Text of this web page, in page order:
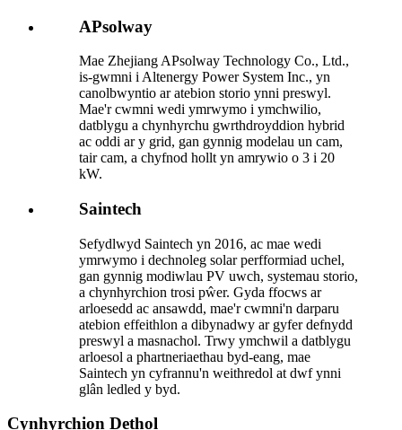
APsolway
Mae Zhejiang APsolway Technology Co., Ltd.,
is-gwmni i Altenergy Power System Inc., yn
canolbwyntio ar atebion storio ynni preswyl.
Mae'r cwmni wedi ymrwymo i ymchwilio,
datblygu a chynhyrchu gwrthdroyddion hybrid
ac oddi ar y grid, gan gynnig modelau un cam,
tair cam, a chyfnod hollt yn amrywio o 3 i 20
kW.
Saintech
Sefydlwyd Saintech yn 2016, ac mae wedi
ymrwymo i dechnoleg solar perfformiad uchel,
gan gynnig modiwlau PV uwch, systemau storio,
a chynhyrchion trosi pŵer. Gyda ffocws ar
arloesedd ac ansawdd, mae'r cwmni'n darparu
atebion effeithlon a dibynadwy ar gyfer defnydd
preswyl a masnachol. Trwy ymchwil a datblygu
arloesol a phartneriaethau byd-eang, mae
Saintech yn cyfrannu'n weithredol at dwf ynni
glân ledled y byd.
Cynhyrchion Dethol